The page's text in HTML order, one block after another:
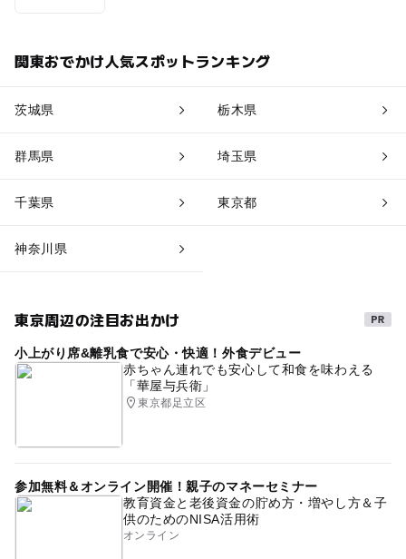
関東おでかけ人気スポットランキング
茨城県 栃木県
群馬県 埼玉県
千葉県 東京都
神奈川県
東京周辺の注目お出かけ
小上がり席&離乳食で安心・快適！外食デビュー
赤ちゃん連れでも安心して和食を味わえる
「華屋与兵衛」
東京都足立区
参加無料＆オンライン開催！親子のマネーセミナー
教育資金と老後資金の貯め方・増やし方＆子
供のためのNISA活用術
オンライン